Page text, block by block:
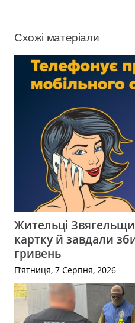
Схожі матеріали
Жительці
картку й завдали
гривень
П’ятниця, 7 Серпня, 2026